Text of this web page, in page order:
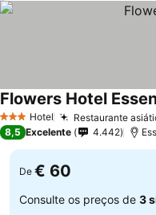
3 EstrelasHotel Restaurante
Flowers Hotel
8,5 Excelente 4.442
De € 60
Consulte os preços de 3